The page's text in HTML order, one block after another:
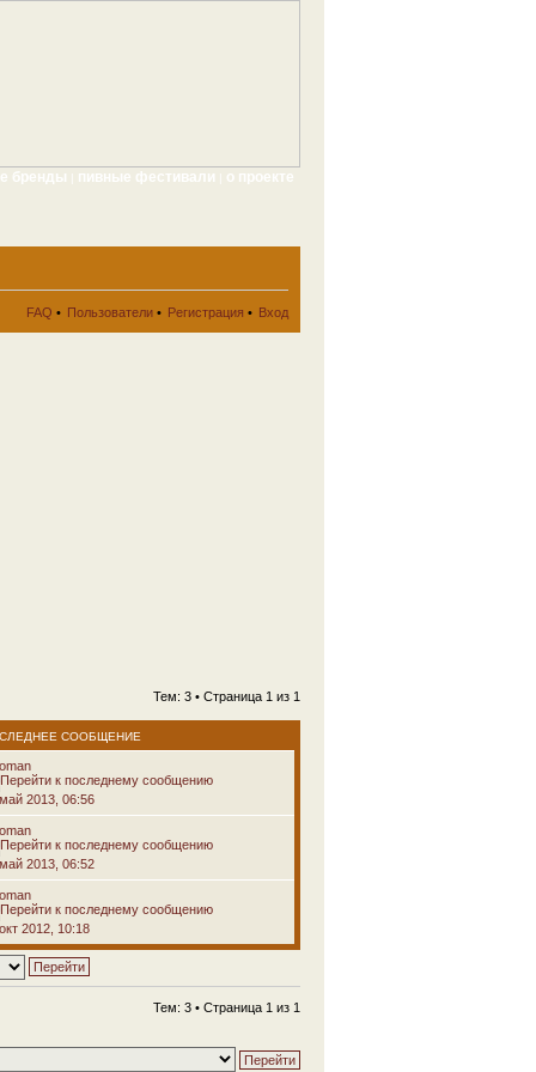
бренды пивные фестивали о проекте
FAQ • Пользователи • Регистрация • Вход
Тем: 3 • Страница 1 из 1
СООБЩЕНИЕ
2013, 06:56
2013, 06:52
2012, 10:18
Тем: 3 • Страница 1 из 1